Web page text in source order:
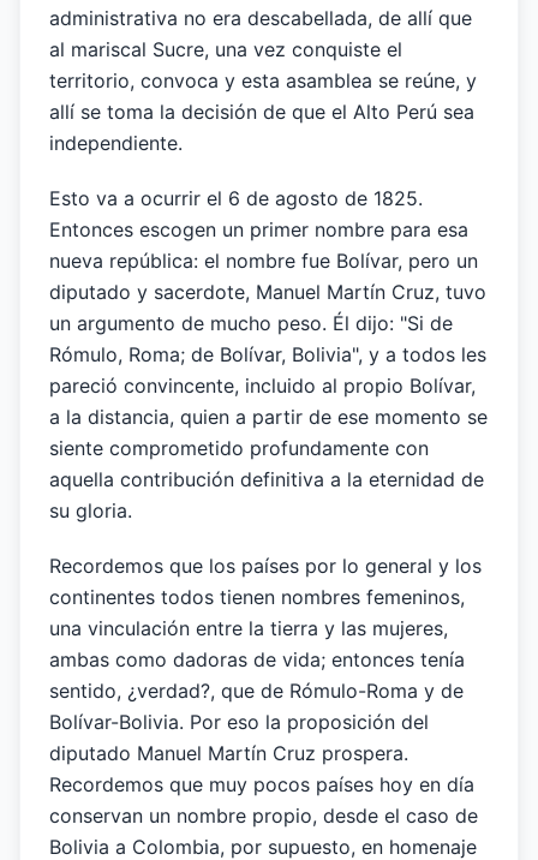
administrativa no era descabellada, de allí que
al mariscal Sucre, una vez conquiste el
territorio, convoca y esta asamblea se reúne, y
allí se toma la decisión de que el Alto Perú sea
independiente.
Esto va a ocurrir el 6 de agosto de 1825.
Entonces escogen un primer nombre para esa
nueva república: el nombre fue Bolívar, pero un
diputado y sacerdote, Manuel Martín Cruz, tuvo
un argumento de mucho peso. Él dijo: "Si de
Rómulo, Roma; de Bolívar, Bolivia", y a todos les
pareció convincente, incluido al propio Bolívar,
a la distancia, quien a partir de ese momento se
siente comprometido profundamente con
aquella contribución definitiva a la eternidad de
su gloria.
Recordemos que los países por lo general y los
continentes todos tienen nombres femeninos,
una vinculación entre la tierra y las mujeres,
ambas como dadoras de vida; entonces tenía
sentido, ¿verdad?, que de Rómulo-Roma y de
Bolívar-Bolivia. Por eso la proposición del
diputado Manuel Martín Cruz prospera.
Recordemos que muy pocos países hoy en día
conservan un nombre propio, desde el caso de
Bolivia a Colombia, por supuesto, en homenaje